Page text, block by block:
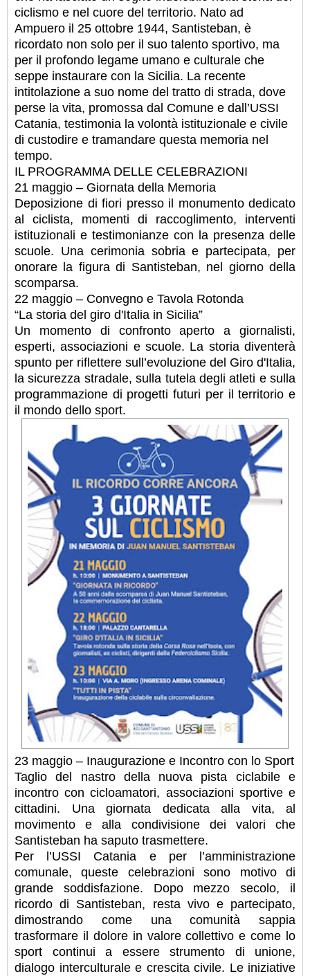
ciclismo e nel cuore del territorio. Nato ad
Ampuero il 25 ottobre 1944, Santisteban, è
ricordato non solo per il suo talento sportivo, ma
per il profondo legame umano e culturale che
seppe instaurare con la Sicilia. La recente
intitolazione a suo nome del tratto di strada, dove
perse la vita, promossa dal Comune e dall’USSI
Catania, testimonia la volontà istituzionale e civile
di custodire e tramandare questa memoria nel
tempo.
IL PROGRAMMA DELLE CELEBRAZIONI
21 maggio – Giornata della Memoria
Deposizione di fiori presso il monumento dedicato
al ciclista, momenti di raccoglimento, interventi
istituzionali e testimonianze con la presenza delle
scuole. Una cerimonia sobria e partecipata, per
onorare la figura di Santisteban, nel giorno della
scomparsa.
22 maggio – Convegno e Tavola Rotonda
“La storia del giro d'Italia in Sicilia”
Un momento di confronto aperto a giornalisti,
esperti, associazioni e scuole. La storia diventerà
spunto per riflettere sull’evoluzione del Giro d'Italia,
la sicurezza stradale, sulla tutela degli atleti e sulla
programmazione di progetti futuri per il territorio e
il mondo dello sport.
23 maggio – Inaugurazione e Incontro con lo Sport
Taglio del nastro della nuova pista ciclabile e
incontro con cicloamatori, associazioni sportive e
cittadini. Una giornata dedicata alla vita, al
movimento e alla condivisione dei valori che
Santisteban ha saputo trasmettere.
Per l’USSI Catania e per l’amministrazione
comunale, queste celebrazioni sono motivo di
grande soddisfazione. Dopo mezzo secolo, il
ricordo di Santisteban, resta vivo e partecipato,
dimostrando come una comunità sappia
trasformare il dolore in valore collettivo e come lo
sport continui a essere strumento di unione,
dialogo interculturale e crescita civile. Le iniziative